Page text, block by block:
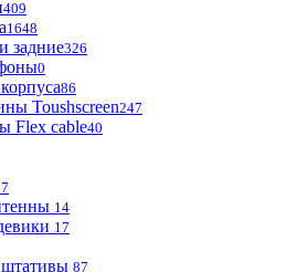
409
1648
задние326
0
86
Toushscreen247
Flex cable40
14
17
87